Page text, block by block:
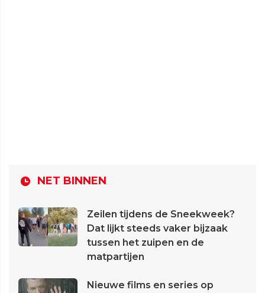
NET BINNEN
Zeilen tijdens de Sneekweek?
Dat lijkt steeds vaker bijzaak
tussen het zuipen en de
matpartijen
Nieuwe films en series op